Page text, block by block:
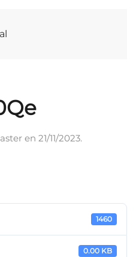
en 21/11/2023.
1460
0.00 KB